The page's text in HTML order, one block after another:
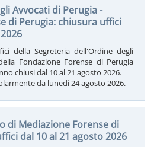
Avvocati di Perugia -
di Perugia: chiusura uffici
della Segreteria dell'Ordine degli
Fondazione Forense di Perugia
chiusi dal 10 al 21 agosto 2026.
da lunedì 24 agosto 2026.
di Mediazione Forense di
dal 10 al 21 agosto 2026